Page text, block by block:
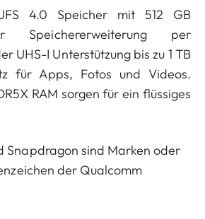
4.0 Speicher mit 512 GB
Speichererweiterung per
UHS-I Unterstützung bis zu 1 TB
für Apps, Fotos und Videos.
RAM sorgen für ein flüssiges
Snapdragon sind Marken oder
der Qualcomm